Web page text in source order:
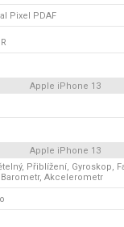
Pixel PDAF
Apple iPhone 13
Apple iPhone 13
Přiblížení, Gyroskop,
Barometr, Akcelerometr